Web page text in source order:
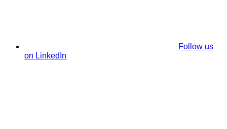
Follow us
on LinkedIn